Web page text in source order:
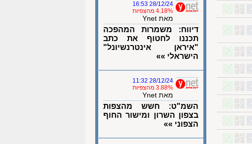
28/12/24 16:53
4.18% מהצפיות
מאת Ynet
דיווח: משמרות המהפכה
תכננו לחטוף את כתב
"איראן אינטרנשיונל"
הישראלי »»
28/12/24 11:32
3.88% מהצפיות
מאת Ynet
השמ"ט: חשש מהצפות
בצפון השרון ומישור החוף
הצפוני »»